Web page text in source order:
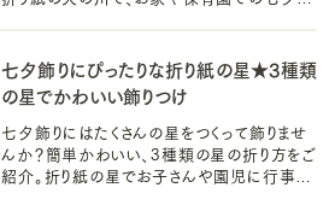
七夕飾りにぴったりな折り紙の星★3種類
の星でかわいい飾りつけ
七夕飾りにはたくさんの星をつくって飾りませ
んか？簡単かわいい、3種類の星の折り方をご
紹介。折り紙の星でお子さんや園児に行事を